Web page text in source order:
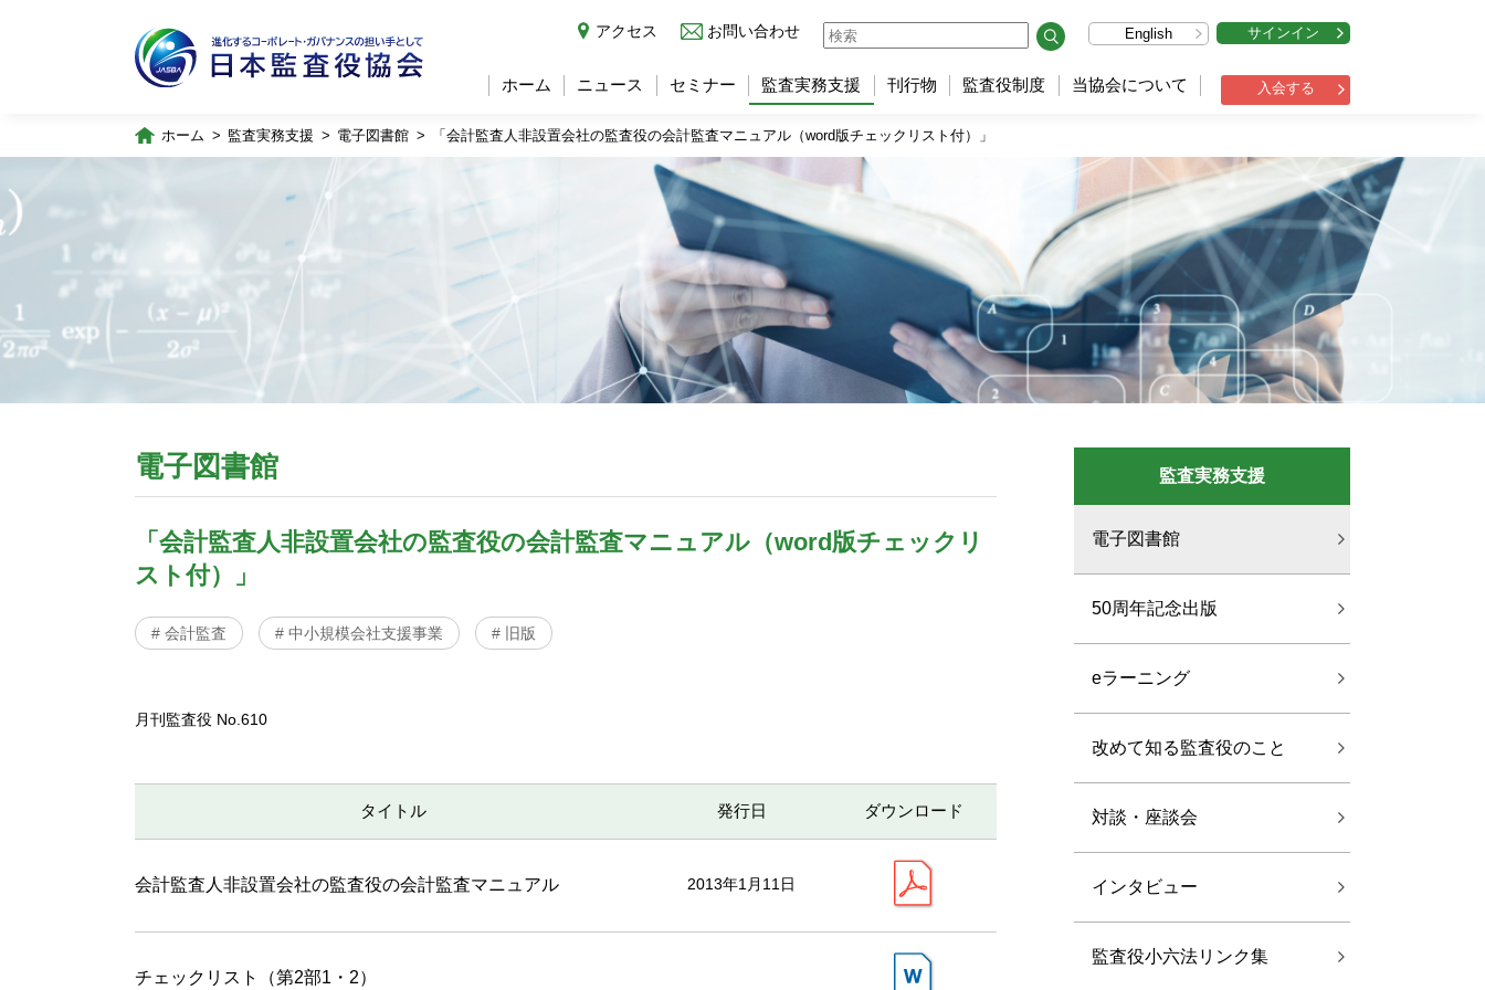
ホーム ニュース セミナー 監査実務支援 刊行物 監査役制度 当協会について 入会する
アクセス お問い合わせ English サインイン
ホーム 監査実務支援 電子図書館 「会計監査人非設置会社の監査役の会計監査マニュアル（word版チェックリスト付）」
監査実務支援
電子図書館
50周年記念出版
eラーニング
改めて知る監査役のこと
対談・座談会
インタビュー
監査役小六法リンク集
電子図書館
「会計監査人非設置会社の監査役の会計監査マニュアル（word版チェックリ
スト付）」
# 会計監査 # 中小規模会社支援事業 # 旧版
月刊監査役 No.610
タイトル 発行日 ダウンロード
会計監査人非設置会社の監査役の会計監査マニュアル 2013年1月11日
チェックリスト（第2部1・2）